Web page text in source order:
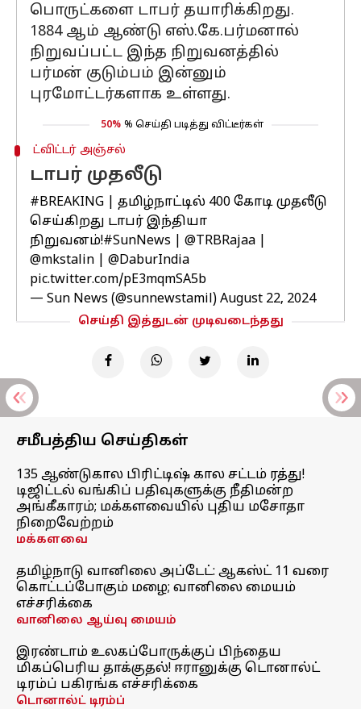
பொருட்களை டாபர் தயாரிக்கிறது.
1884 ஆம் ஆண்டு எஸ்.கே.பர்மனால்
நிறுவப்பட்ட இந்த நிறுவனத்தில்
பர்மன் குடும்பம் இன்னும்
புரமோட்டர்களாக உள்ளது.
50% % செய்தி படித்து விட்டீர்கள்
ட்விட்டர் அஞ்சல்
டாபர் முதலீடு
#BREAKING | தமிழ்நாட்டில் ₹400 கோடி முதலீடு
செய்கிறது டாபர் இந்தியா
நிறுவனம்!#SunNews @TRBRajaa
@mkstalin
@DaburIndia
pic.twitter.com/pE3mqmSA5b
— Sun News (@sunnewstamil) August 22, 2024
செய்தி இத்துடன் முடிவடைந்தது
சமீபத்திய செய்திகள்
135 ஆண்டுகால பிரிட்டிஷ் கால சட்டம் ரத்து!
டிஜிட்டல் வங்கிப் பதிவுகளுக்கு நீதிமன்ற
அங்கீகாரம்; மக்களவையில் புதிய மசோதா
நிறைவேற்றம்
மக்களவை
தமிழ்நாடு வானிலை அப்டேட்: ஆகஸ்ட் 11 வரை
கொட்டப்போகும் மழை; வானிலை மையம்
எச்சரிக்கை
வானிலை ஆய்வு மையம்
இரண்டாம் உலகப்போருக்குப் பிந்தைய
மிகப்பெரிய தாக்குதல்! ஈரானுக்கு டொனால்ட்
டிரம்ப் பகிரங்க எச்சரிக்கை
டொனால்ட் டிரம்ப்